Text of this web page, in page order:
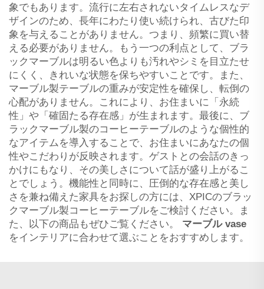
象でもあります。流行に左右されないタイムレスなデ
ザインのため、長年にわたり使い続けられ、古びた印
象を与えることがありません。つまり、頻繁に買い替
える必要がありません。もう一つの利点として、ブラ
ックマーブルは明るい色よりも汚れやシミを目立たせ
にくく、きれいな状態を保ちやすいことです。また、
マーブル製テーブルの重みが安定性を確保し、転倒の
心配がありません。これにより、お住まいに「永続
性」や「確固たる存在感」が生まれます。最後に、ブ
ラックマーブル製のコーヒーテーブルのような個性的
なアイテムを導入することで、お住まいにあなたの個
性やこだわりが反映されます。ゲストとの会話のきっ
かけにもなり、その美しさについて話が盛り上がるこ
とでしょう。機能性と同時に、圧倒的な存在感と美し
さを兼ね備えた家具をお探しの方には、XPICのブラッ
クマーブル製コーヒーテーブルをご検討ください。ま
た、以下の商品もぜひご覧ください。 マーブル vase
をインテリアに合わせて選ぶことをおすすめします。